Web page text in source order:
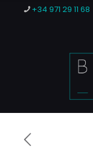
+34 971 29 11 68